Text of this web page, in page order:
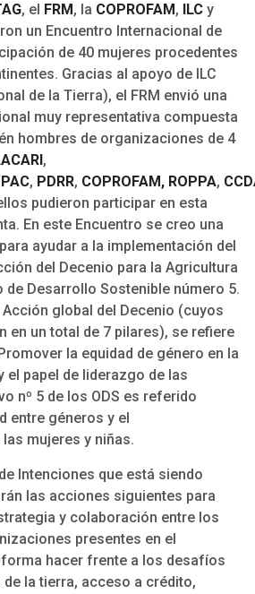
, el FRM, la COPROFAM, ILC y
un Encuentro Internacional de
de 40 mujeres procedentes
Gracias al apoyo de ILC
de la Tierra), el FRM envió una
muy representativa compuesta
hombres de organizaciones de 4
,
, PDRR, COPROFAM, ROPPA,
pudieron participar en esta
En este Encuentro se creo una
ayudar a la implementación del
del Decenio para la Agricultura
de Desarrollo Sostenible número 5.
Acción global del Decenio (cuyos
en un total de 7 pilares), se refiere
la equidad de género en la
papel de liderazgo de las
nº 5 de los ODS es referido
entre géneros y el
mujeres y niñas.
Intenciones que está siendo
las acciones siguientes para
y colaboración entre los
presentes en el
forma hacer frente a los desafíos
la tierra, acceso a crédito,